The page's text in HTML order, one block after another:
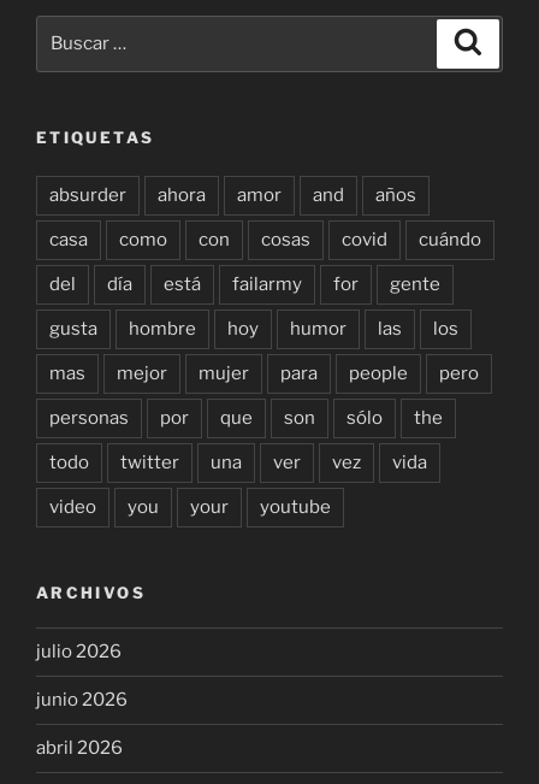
ETIQUETAS
absurder ahora amor and años
casa como con cosas covid cuándo
del día está failarmy for gente
gusta hombre hoy humor las los
mas mejor mujer para people pero
personas por que son sólo the
todo twitter una ver vez vida
video you your youtube
ARCHIVOS
julio 2026
junio 2026
abril 2026